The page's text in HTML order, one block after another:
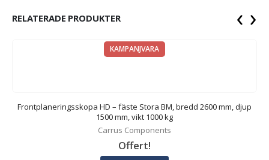
RELATERADE PRODUKTER
KAMPANJVARA
Frontplaneringsskopa HD – fäste Stora BM, bredd 2600 mm, djup
1500 mm, vikt 1000 kg
Carrus Components
Offert!
‹ ›